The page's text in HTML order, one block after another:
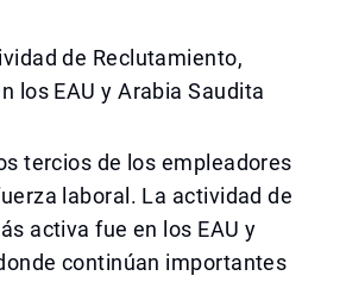
de Reclutamiento,
los EAU y Arabia Saudita
tercios de los empleadores
laboral. La actividad de
activa fue en los EAU y
continúan importantes